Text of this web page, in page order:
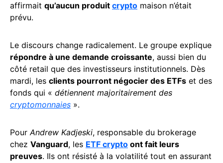
affirmait qu’aucun produit crypto maison n’était
prévu.
Le discours change radicalement. Le groupe explique
répondre à une demande croissante, aussi bien du
côté retail que des investisseurs institutionnels. Dès
mardi, les clients pourront négocier des ETFs et des
fonds qui « détiennent majoritairement des
cryptomonnaies ».
PourAndrew Kadjeski, responsable du brokerage
chez Vanguard, les ETF crypto ont fait leurs
preuves. Ils ont résisté à la volatilité tout en assurant